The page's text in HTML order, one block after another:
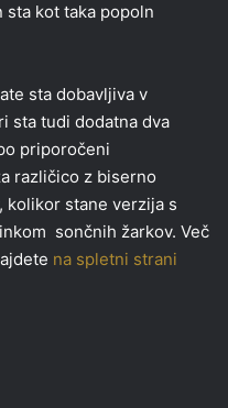
kot taka popoln
sta dobavljiva v
sta tudi dodatna dva
priporočeni
različico z biserno
kolikor stane verzija s
sončnih žarkov. Več
na spletni strani